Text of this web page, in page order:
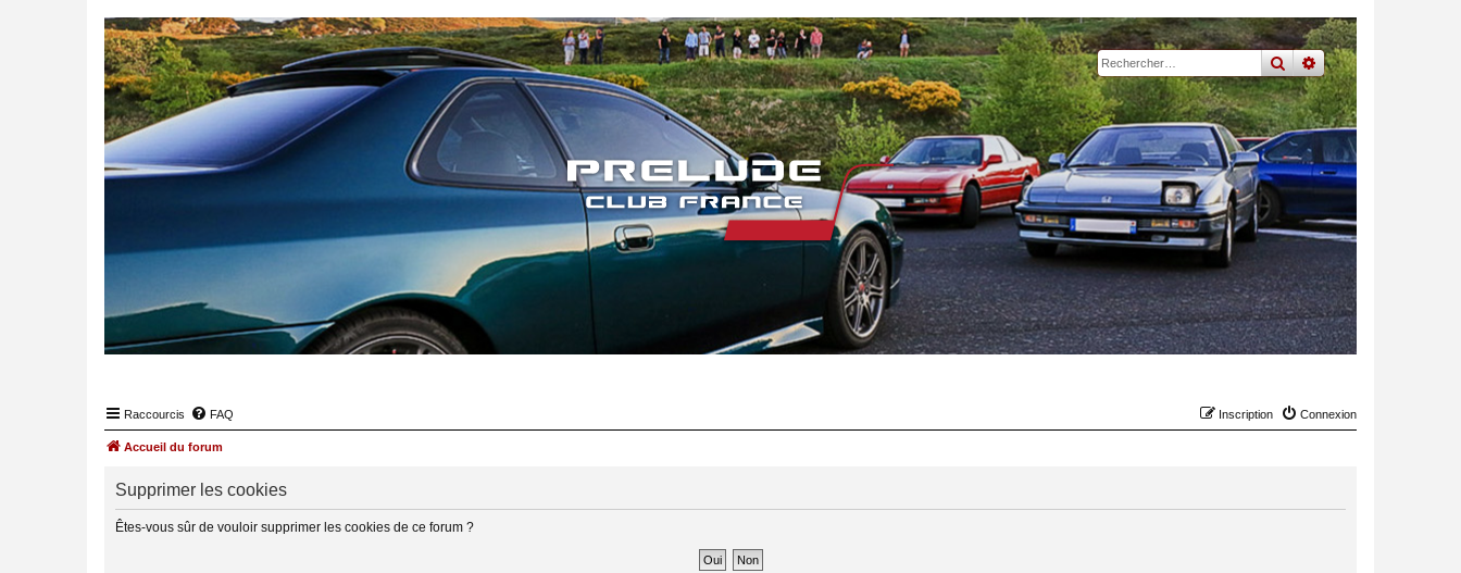
rechercher
recherche
Raccourcis FAQ Connexion
Inscription
Accueil du forum
Supprimer les cookies
Êtes-vous sûr de vouloir supprimer les cookies de ce forum ?